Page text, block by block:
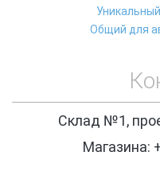
Общий для
Склад №1,
Магазина: